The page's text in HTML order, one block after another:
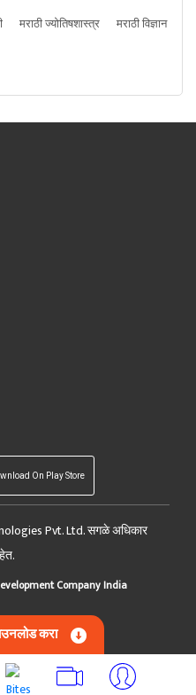
मराठी ज्योतिषशास्त्र
मराठी विज्ञान
On Play Store
Pvt. Ltd. सगळे अधिकार
Company India
करा